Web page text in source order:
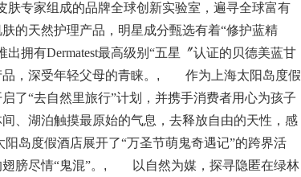
肤专家组成的品牌全球创新实验室，遍寻全球富有
的天然护理产品，明星成分甄选有着“修护蓝精
拥有Dermatest最高级别“五星〞认证的贝德美蓝甘
，深受年轻父母的青睐。 , 作为上海太阳岛度假
了“去自然里旅行”计划，并携手消费者用心为孩子
、湖泊触摸最原始的气息，去释放自由的天性，感
度假酒店展开了“万圣节萌鬼奇遇记”的跨界活
膀尽情“鬼混”。 , 以自然为媒，探寻隐匿在绿林